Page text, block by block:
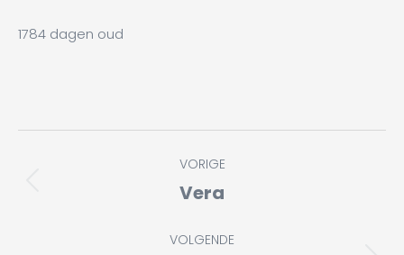
1784 dagen oud
VORIGE
Vorig
Vera
VOLGENDE